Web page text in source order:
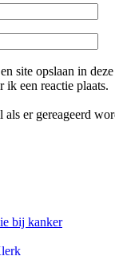
site opslaan in
ik een reactie plaats.
als er gereageerd
bij kanker